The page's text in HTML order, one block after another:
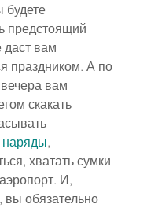
будете
предстоящий
даст вам
праздником. А по
вам
скакать
,
хватать сумки
И,
вы обязательно